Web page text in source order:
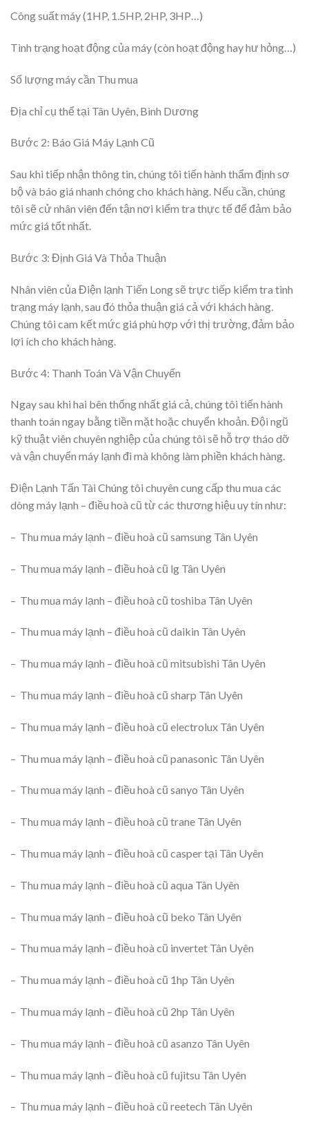
Công suất máy (1HP, 1.5HP, 2HP, 3HP…)
Tình trạng hoạt động của máy (còn hoạt động hay hư hỏng…)
Số lượng máy cần Thu mua
Địa chỉ cụ thể tại Tân Uyên, Bình Dương
Bước 2: Báo Giá Máy Lạnh Cũ
Sau khi tiếp nhận thông tin, chúng tôi tiến hành thẩm định sơ
bộ và báo giá nhanh chóng cho khách hàng. Nếu cần, chúng
tôi sẽ cử nhân viên đến tận nơi kiểm tra thực tế để đảm bảo
mức giá tốt nhất.
Bước 3: Định Giá Và Thỏa Thuận
Nhân viên của Điện lạnh Tiến Long sẽ trực tiếp kiểm tra tình
trạng máy lạnh, sau đó thỏa thuận giá cả với khách hàng.
Chúng tôi cam kết mức giá phù hợp với thị trường, đảm bảo
lợi ích cho khách hàng.
Bước 4: Thanh Toán Và Vận Chuyển
Ngay sau khi hai bên thống nhất giá cả, chúng tôi tiến hành
thanh toán ngay bằng tiền mặt hoặc chuyển khoản. Đội ngũ
kỹ thuật viên chuyên nghiệp của chúng tôi sẽ hỗ trợ tháo dỡ
và vận chuyển máy lạnh đi mà không làm phiền khách hàng.
Điện Lạnh Tấn Tài Chúng tôi chuyên cung cấp thu mua các
dòng máy lạnh – điều hoà cũ từ các thương hiệu uy tín như:
– Thu mua máy lạnh – điều hoà cũ samsung Tân Uyên
– Thu mua máy lạnh – điều hoà cũ lg Tân Uyên
– Thu mua máy lạnh – điều hoà cũ toshiba Tân Uyên
– Thu mua máy lạnh – điều hoà cũ daikin Tân Uyên
– Thu mua máy lạnh – điều hoà cũ mitsubishi Tân Uyên
– Thu mua máy lạnh – điều hoà cũ sharp Tân Uyên
– Thu mua máy lạnh – điều hoà cũ electrolux Tân Uyên
– Thu mua máy lạnh – điều hoà cũ panasonic Tân Uyên
– Thu mua máy lạnh – điều hoà cũ sanyo Tân Uyên
– Thu mua máy lạnh – điều hoà cũ trane Tân Uyên
– Thu mua máy lạnh – điều hoà cũ casper tại Tân Uyên
– Thu mua máy lạnh – điều hoà cũ aqua Tân Uyên
– Thu mua máy lạnh – điều hoà cũ beko Tân Uyên
– Thu mua máy lạnh – điều hoà cũ invertet Tân Uyên
– Thu mua máy lạnh – điều hoà cũ 1hp Tân Uyên
– Thu mua máy lạnh – điều hoà cũ 2hp Tân Uyên
– Thu mua máy lạnh – điều hoà cũ asanzo Tân Uyên
– Thu mua máy lạnh – điều hoà cũ fujitsu Tân Uyên
– Thu mua máy lạnh – điều hoà cũ reetech Tân Uyên